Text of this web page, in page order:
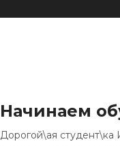
Начинаем
Дорогой\ая студент\ка